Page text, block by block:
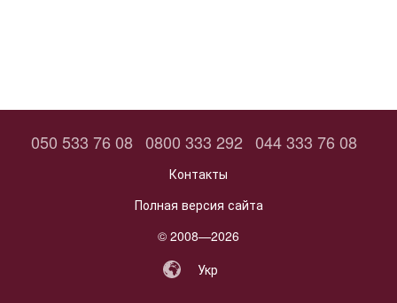
050 533 76 08 0800 333 292 044 333 76 08
Контакты
Полная версия сайта
© 2008—2026
Укр